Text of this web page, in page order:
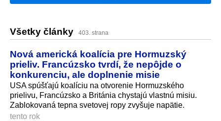
Všetky články 403. strana
Nová americká koalícia pre Hormuzský
prieliv. Francúzsko tvrdí, že nepôjde o
konkurenciu, ale doplnenie misie
USA spúšťajú koalíciu na otvorenie Hormuzského
prielivu, Francúzsko a Británia chystajú vlastnú misiu.
Zablokovaná tepna svetovej ropy zvyšuje napätie.
tento rok